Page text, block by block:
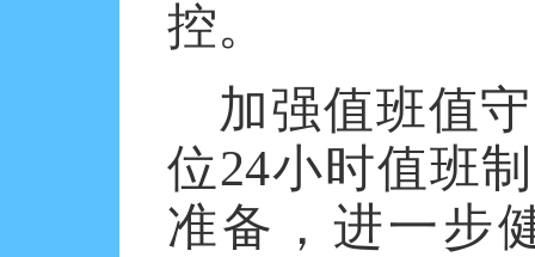
控。
加强值班值
位24小时值班
准备，进一步